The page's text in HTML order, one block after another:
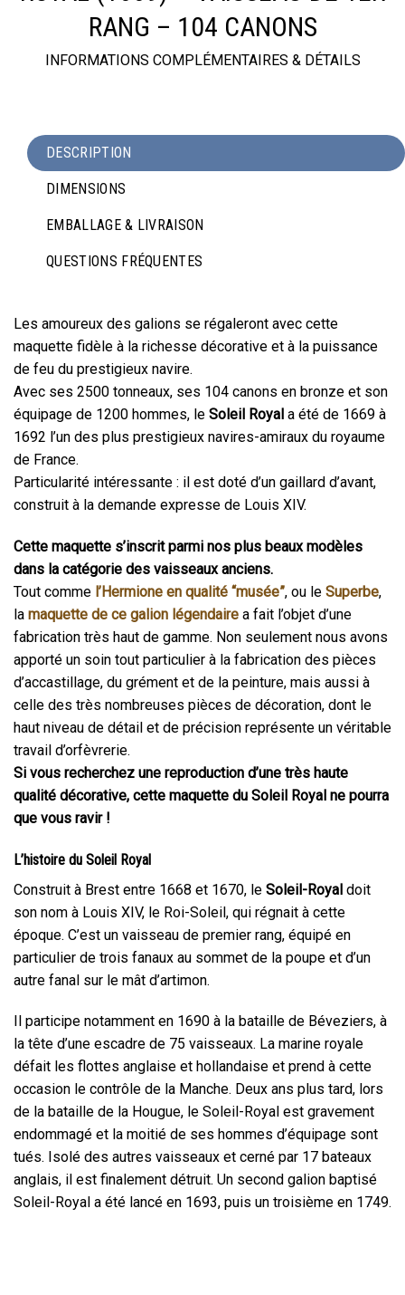
RANG – 104 CANONS
INFORMATIONS COMPLÉMENTAIRES & DÉTAILS
DESCRIPTION
DIMENSIONS
EMBALLAGE & LIVRAISON
QUESTIONS FRÉQUENTES
Les amoureux des galions se régaleront avec cette
maquette fidèle à la richesse décorative et à la puissance
de feu du prestigieux navire.
Avec ses 2500 tonneaux, ses 104 canons en bronze et son
équipage de 1200 hommes, le Soleil Royal a été de 1669 à
1692 l’un des plus prestigieux navires-amiraux du royaume
de France.
Particularité intéressante : il est doté d’un gaillard d’avant,
construit à la demande expresse de Louis XIV.
Cette maquette s’inscrit parmi nos plus beaux modèles
dans la catégorie des vaisseaux anciens.
Tout comme l’Hermione en qualité “musée”, ou le Superbe,
la maquette de ce galion légendaire a fait l’objet d’une
fabrication très haut de gamme. Non seulement nous avons
apporté un soin tout particulier à la fabrication des pièces
d’accastillage, du grément et de la peinture, mais aussi à
celle des très nombreuses pièces de décoration, dont le
haut niveau de détail et de précision représente un véritable
travail d’orfèvrerie.
Si vous recherchez une reproduction d’une très haute
qualité décorative, cette maquette du Soleil Royal ne pourra
que vous ravir !
L’histoire du Soleil Royal
Construit à Brest entre 1668 et 1670, le Soleil-Royal doit
son nom à Louis XIV, le Roi-Soleil, qui régnait à cette
époque. C’est un vaisseau de premier rang, équipé en
particulier de trois fanaux au sommet de la poupe et d’un
autre fanal sur le mât d’artimon.
Il participe notamment en 1690 à la bataille de Béveziers, à
la tête d’une escadre de 75 vaisseaux. La marine royale
défait les flottes anglaise et hollandaise et prend à cette
occasion le contrôle de la Manche. Deux ans plus tard, lors
de la bataille de la Hougue, le Soleil-Royal est gravement
endommagé et la moitié de ses hommes d’équipage sont
tués. Isolé des autres vaisseaux et cerné par 17 bateaux
anglais, il est finalement détruit. Un second galion baptisé
Soleil-Royal a été lancé en 1693, puis un troisième en 1749.